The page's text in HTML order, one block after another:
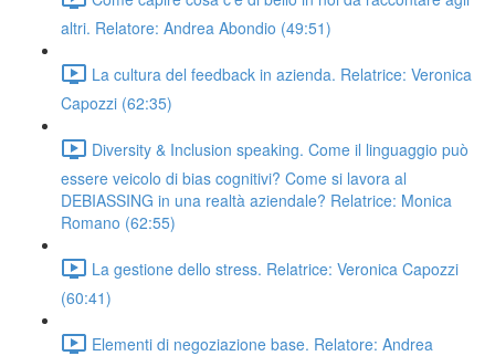
altri. Relatore: Andrea Abondio (49:51)
La cultura del feedback in azienda. Relatrice: Veronica
Capozzi (62:35)
Diversity & Inclusion speaking. Come il linguaggio può
essere veicolo di bias cognitivi? Come si lavora al
DEBIASSING in una realtà aziendale? Relatrice: Monica
Romano (62:55)
La gestione dello stress. Relatrice: Veronica Capozzi
(60:41)
Elementi di negoziazione base. Relatore: Andrea